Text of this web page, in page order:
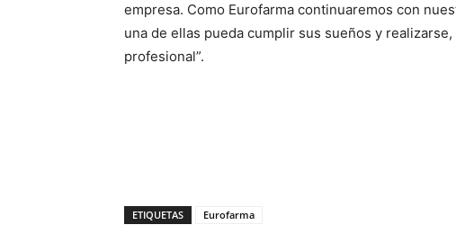
empresa. Como Eurofarma continuaremos con
una de ellas pueda cumplir sus sueños y
profesional”.
ETIQUETAS Eurofarma